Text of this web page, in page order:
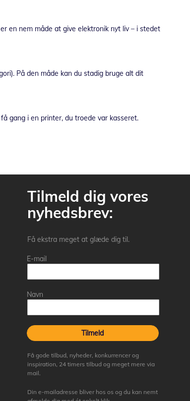
en nem måde at give elektronik nyt liv – i stedet
På den måde kan du stadig bruge alt dit
gang i en printer, du troede var kasseret.
Tilmeld dig vores
nyhedsbrev:
Få ekstra meget at glæde dig til.
E-mail
Navn
Tilmeld
Få gode tilbud, nyheder, konkurrencer og
inspiration, 24 timers tilbud og meget mere via
mail.
Din e-mailadresse bliver hos os og du kan nemt